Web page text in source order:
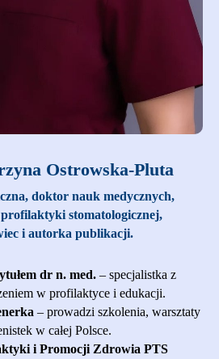
Ostrowska-Pluta
doktor nauk medycznych,
stomatologicznej,
i autorka publikacji.
dr n. med. – specjalistka z
w profilaktyce i edukacji.
– prowadzi szkolenia, warsztaty
w całej Polsce.
i Promocji Zdrowia PTS